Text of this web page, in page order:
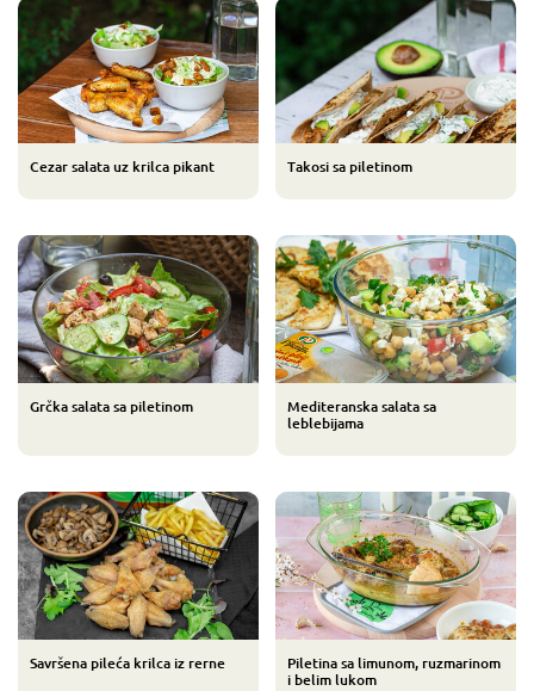
Cezar salata uz krilca pikant Takosi sa piletinom
Grčka salata sa piletinom
Mediteranska salata sa
leblebijama
Savršena pileća krilca iz rerne
Piletina sa limunom, ruzmarinom
i belim lukom